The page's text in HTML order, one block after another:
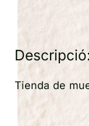
Tienda de